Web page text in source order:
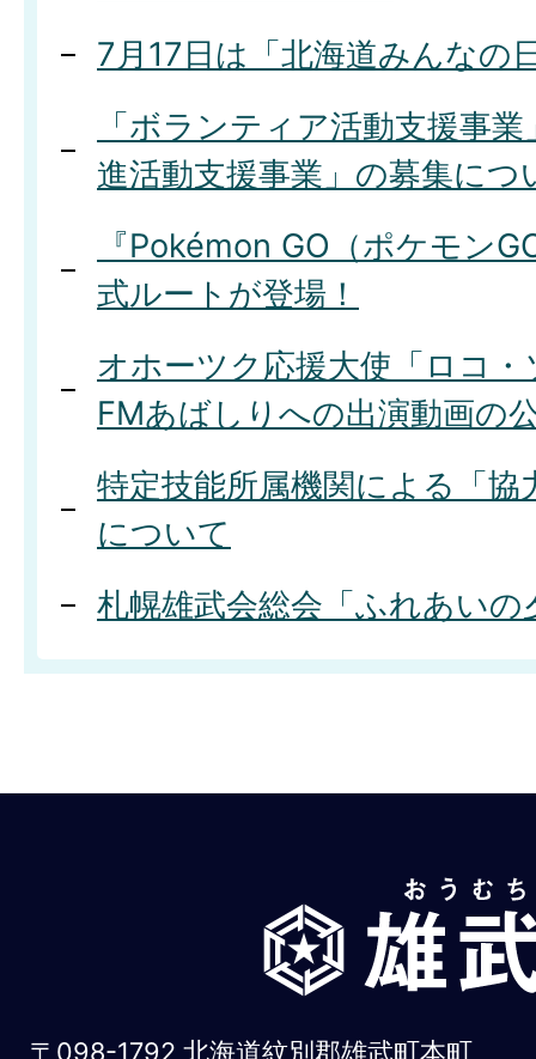
7月17日は「北海道みんなの
「ボランティア活動支援事
進活動支援事業」の募集につ
『Pokémon GO（ポケモン
式ルートが登場！
オホーツク応援大使「ロコ
FMあばしりへの出演動画の
特定技能所属機関による「協
について
札幌雄武会総会「ふれあいの
お〒098-1792 北海道紋別郡雄武町本町